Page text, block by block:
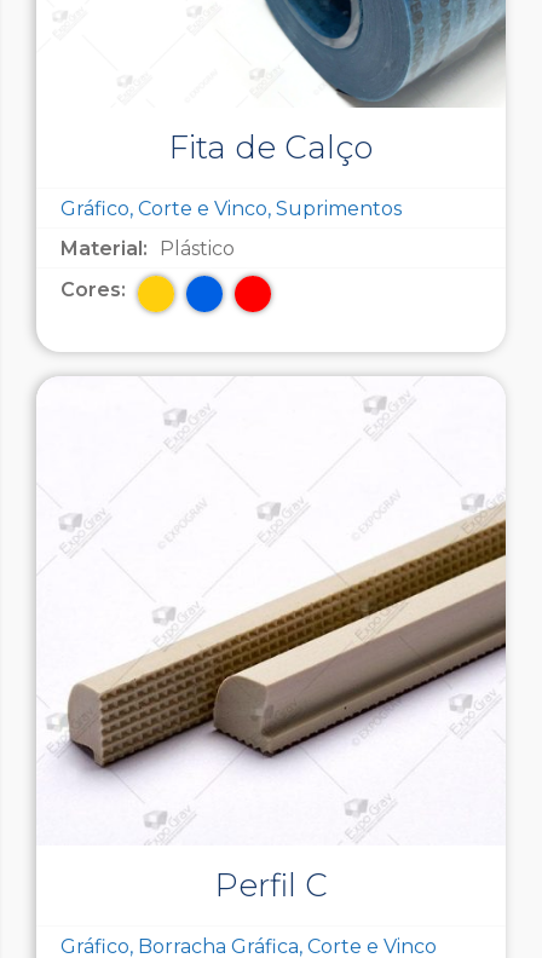
Fita de Calço
Gráfico, Corte e Vinco, Suprimentos
Material:
Plástico
Cores:
Perfil C
Gráfico, Borracha Gráfica, Corte e Vinco